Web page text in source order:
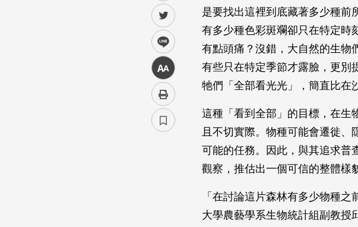
twitter
line
中
是要找出這裡到底藏著多少種前
有多少種色彩斑斕卻只在特定時
有點頭痛？沒錯，大自然的生物
有些只在特定季節才露臉，更別
牠們「全部看光光」，簡直比在
這種「看到全部」的目標，在生
且不切實際。物種可能會遷徙
可能的任務。因此，與其追求普
觀察，推估出一個可信的整體樣
「在討論這片森林有多少物種
大學農藝學系生物統計組副教授